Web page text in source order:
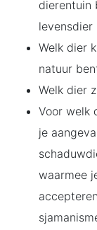
dierentuin
levensdier
Welk dier
natuur
Welk dier
Voor welk
je
waarmee